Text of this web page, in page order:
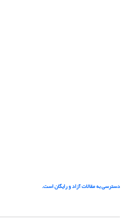
دسترسی به مقالات آزاد و رایگان است.